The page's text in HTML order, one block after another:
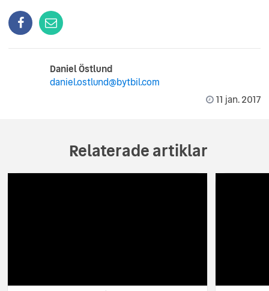
Daniel Östlund
daniel.ostlund@bytbil.com
11 jan. 2017
Relaterade artiklar